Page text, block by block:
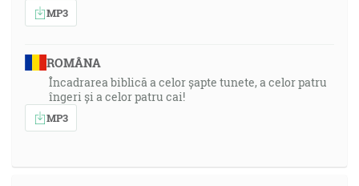
MP3
ROMÂNA
Încadrarea biblică a celor șapte tunete, a celor patru
îngeri și a celor patru cai!
MP3